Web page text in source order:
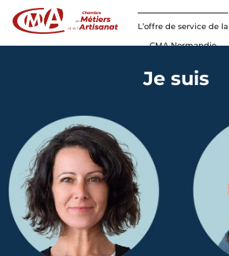
L’offre de service de la
CMA Normandie
Je suis
Panneau de gestion des cookies